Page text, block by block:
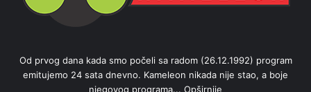
Od prvog dana kada smo počeli sa radom (26.12.1992) program
emitujemo 24 sata dnevno. Kameleon nikada nije stao, a boje
njegovog programa... Opširnije